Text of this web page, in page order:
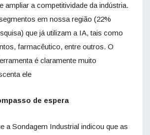
ampliar a competitividade da indústria.
em nossa região (22%
que já utilizam a IA, tais como
farmacêutico, entre outros. O
é claramente muito
ele
de espera
a Sondagem Industrial indicou que as